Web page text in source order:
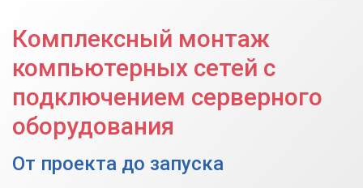
Комплексный монтаж
компьютерных сетей с
подключением серверного
оборудования
От проекта до запуска